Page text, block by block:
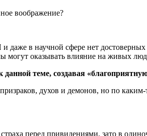
в научной сфере нет достоверных
могут оказывать влияние на живых
теме, создавая
духов и демонов, но по
перед привидениями, зато в